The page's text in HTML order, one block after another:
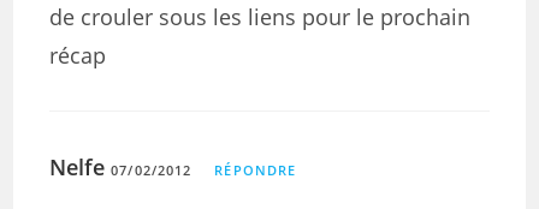
de crouler sous les liens pour le prochain
récap
Nelfe 07/02/2012 RÉPONDRE